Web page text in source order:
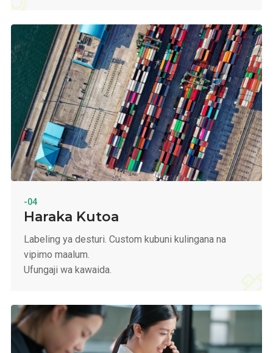
-04
Haraka Kutoa
Labeling ya desturi. Custom kubuni kulingana na
vipimo maalum.
Ufungaji wa kawaida.